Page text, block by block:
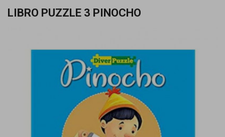
LIBRO PUZZLE 3 PINOCHO